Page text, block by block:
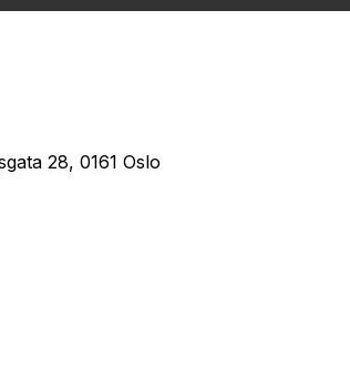
28, 0161 Oslo